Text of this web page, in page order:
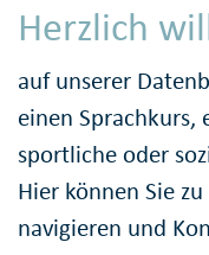
Herzlich
auf unserer
einen Sprachkurs,
sportliche oder
Hier können Sie
navigieren und